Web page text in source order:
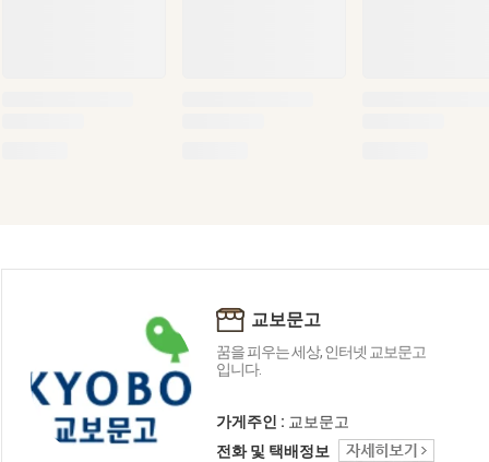
교보문고
꿈을 피우는 세상, 인터넷 교보문고
입니다.
가게주인 : 교보문고
전화 및 택배정보